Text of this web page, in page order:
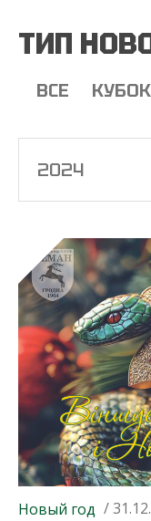
2024
ТИП
ВСЕ КУБОК
Новый год /